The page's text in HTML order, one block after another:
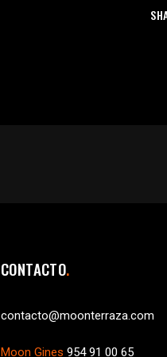
CONTACTO
contacto@moonterraza.com
Moon Gines 954 91 00 65